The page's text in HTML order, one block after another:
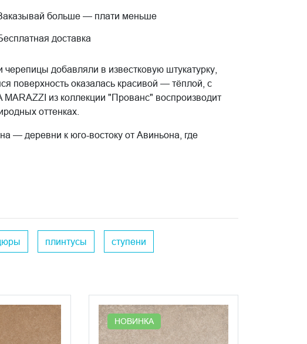
больше — плати меньше
доставка
добавляли в известковую штукатурку,
поверхность оказалась красивой — тёплой, с
из коллекции "Прованс" воспроизводит
оттенках.
— деревни к юго-востоку от Авиньона, где
вкраплениями, которые поблескивают на
яркости.
плинтусы ступени
НОВИНКА